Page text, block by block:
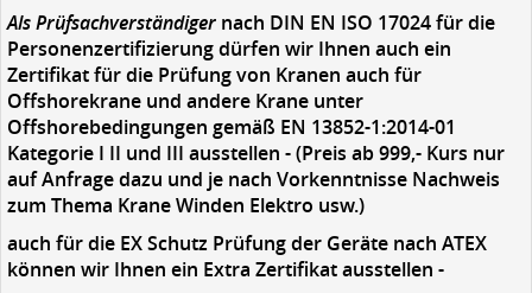
Als Prüfsachverständiger nach DIN EN ISO 17024 für die
Personenzertifizierung dürfen wir Ihnen auch ein
Zertifikat für die Prüfung von Kranen auch für
Offshorekrane und andere Krane unter
Offshorebedingungen gemäß EN 13852-1:2014-01
Kategorie I II und III ausstellen - (Preis ab 999,- Kurs nur
auf Anfrage dazu und je nach Vorkenntnisse Nachweis
zum Thema Krane Winden Elektro usw.)
auch für die EX Schutz Prüfung der Geräte nach ATEX
können wir Ihnen ein Extra Zertifikat ausstellen -